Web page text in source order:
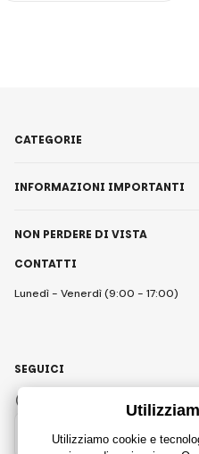
CONTATTI
Lunedì - Venerdì (9:00 - 17:00)
CATEGORIE
INFORMAZIONI IMPORTANTI
NON PERDERE DI VISTA
Italian
SEGUICI
Instagram